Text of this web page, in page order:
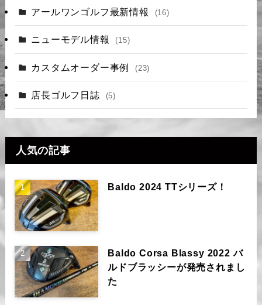
アールワンゴルフ最新情報 (16)
ニューモデル情報 (15)
カスタムオーダー事例 (23)
店長ゴルフ日誌 (5)
人気の記事
Baldo 2024 TTシリーズ！
Baldo Corsa Blassy 2022 バ
ルドブラッシーが発売されまし
た